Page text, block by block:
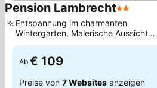
Pension Lambrecht2 Sterne
Entspannung im charmanten
Wintergarten, Malerische Aussicht
auf Stift Lambrecht
Ab € 109
Preise von 7 Websites anzeigen